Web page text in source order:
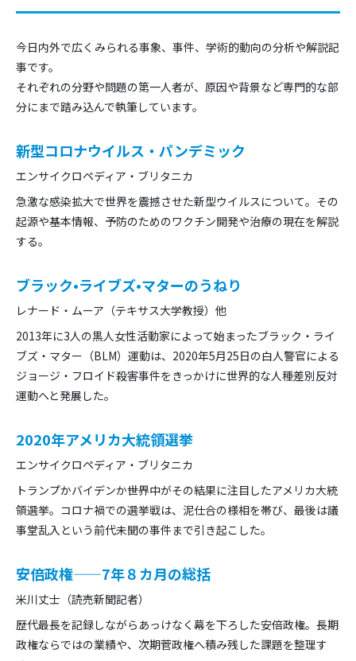
今日内外で広くみられる事象、事件、学術的動向の分析や解説記
事です。
それぞれの分野や問題の第一人者が、原因や背景など専門的な部
分にまで踏み込んで執筆しています。
新型コロナウイルス・パンデミック
エンサイクロペディア・ブリタニカ
急激な感染拡大で世界を震撼させた新型ウイルスについて。その
起源や基本情報、予防のためのワクチン開発や治療の現在を解説
する。
ブラック•ライブズ•マターのうねり
レナード・ムーア（テキサス大学教授）他
2013年に3人の黒人女性活動家によって始まったブラック・ライ
ブズ・マター（BLM）運動は、2020年5月25日の白人警官による
ジョージ・フロイド殺害事件をきっかけに世界的な人種差別反対
運動へと発展した。
2020年アメリカ大統領選挙
エンサイクロペディア・ブリタニカ
トランプかバイデンか――世界中がその結果に注目したアメリカ大統
領選挙。コロナ禍での選挙戦は、泥仕合の様相を帯び、最後は議
事堂乱入という前代未聞の事件まで引き起こした。
安倍政権——7年８カ月の総括
米川丈士（読売新聞記者）
歴代最長を記録しながらあっけなく幕を下ろした安倍政権。長期
政権ならではの業績や、次期菅政権へ積み残した課題を整理す